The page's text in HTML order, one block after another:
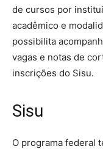
de cursos por
acadêmico e
possibilita
vagas e notas de
inscrições do Sisu.
Sisu
O programa federal